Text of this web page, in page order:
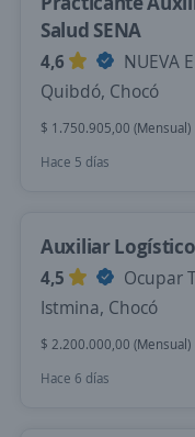
Salud SENA
4,6
NUEVA
Quibdó, Chocó
$ 1.750.905,00 (Mensual)
Hace 5 días
Auxiliar
4,5
Ocupar
Istmina, Chocó
$ 2.200.000,00 (Mensual)
Hace 6 días